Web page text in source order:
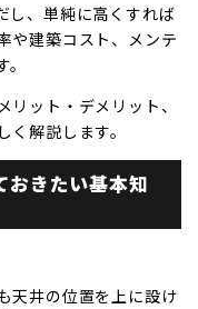
し、単純に高くすれば
や建築コスト、メンテ
ット・デメリット、
解説します。
おきたい基本知
天井の位置を上に設け